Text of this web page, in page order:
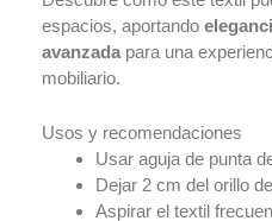
espacios, aportando
avanzada para una
mobiliario.
Usos y recomendaciones
Usar aguja de punta
Dejar 2 cm del orillo
Aspirar el textil